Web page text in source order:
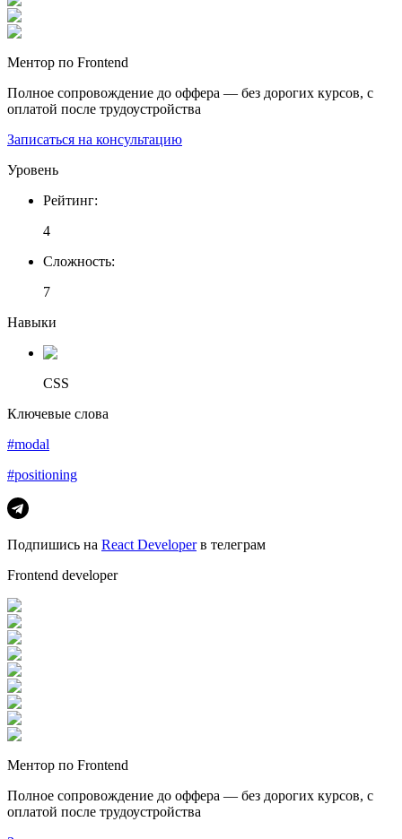
Ментор по Frontend
Полное сопровождение до оффера — без дорогих курсов, с
оплатой после трудоустройства
Записаться на консультацию
Уровень
Рейтинг:
4
Сложность:
7
Навыки
CSS
Ключевые слова
#modal
#positioning
Подпишись на React Developerв телеграм
Frontend developer
Ментор по Frontend
Полное сопровождение до оффера — без дорогих курсов, с
оплатой после трудоустройства